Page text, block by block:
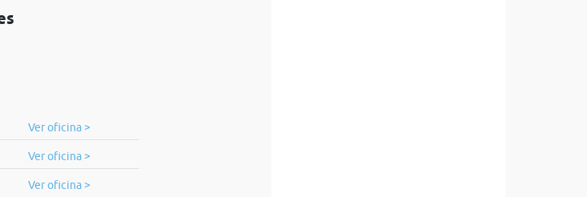
Ver oficina >
Ver oficina >
Ver oficina >